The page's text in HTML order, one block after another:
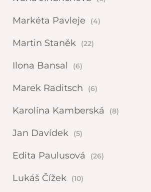
Markéta Pavleje (4)
Martin Staněk (22)
Ilona Bansal (6)
Marek Raditsch (6)
Karolína Kamberská (8)
Jan Davídek (5)
Edita Paulusová (26)
Lukáš Čížek (10)